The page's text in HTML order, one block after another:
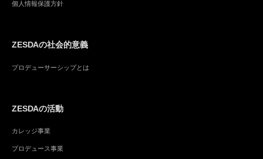
個人情報保護方針
ZESDAの社会的意義
プロデューサーシップとは
ZESDAの活動
カレッジ事業
プロデュース事業